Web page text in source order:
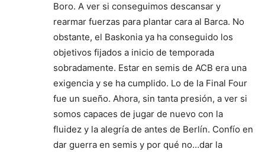
Boro. A ver si conseguimos descansar y
rearmar fuerzas para plantar cara al Barca. No
obstante, el Baskonia ya ha conseguido los
objetivos fijados a inicio de temporada
sobradamente. Estar en semis de ACB era una
exigencia y se ha cumplido. Lo de la Final Four
fue un sueño. Ahora, sin tanta presión, a ver si
somos capaces de jugar de nuevo con la
fluidez y la alegría de antes de Berlín. Confío en
dar guerra en semis y por qué no…dar la